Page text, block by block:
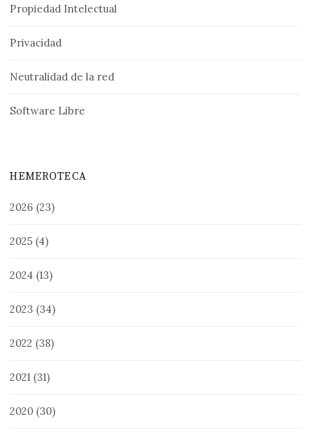
Propiedad Intelectual
Privacidad
Neutralidad de la red
Software Libre
HEMEROTECA
2026 (23)
2025 (4)
2024 (13)
2023 (34)
2022 (38)
2021 (31)
2020 (30)